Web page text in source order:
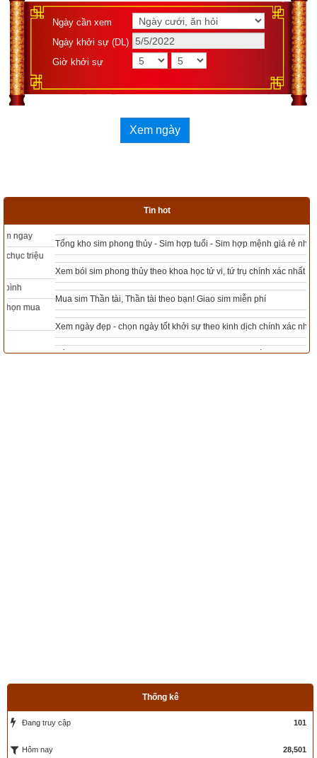
Ngày cần xem
Ngày khởi sự (DL)
Giờ khởi sự
Xem ngày
Tin hot
Tổng kho sim phong thủy - Sim hợp tuổi - Sim hợp mệnh giá rẻ nhất thị trường
Xem bói sim phong thủy theo khoa học tử vi, tứ trụ chính xác nhất
Mua sim Thần tài, Thần tài theo bạn! Giao sim miễn phí
Xem ngày đẹp - chọn ngày tốt khởi sự theo kinh dịch chính xác nhất
Tổng Kho Sim Năm sinh 0x - 9x - 8x -7x -6x giá rẻ nhất thị trường - Click xem
Đang truy cập 101